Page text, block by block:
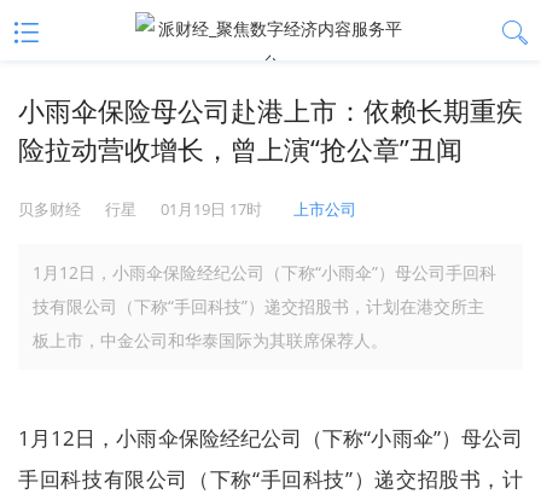
小雨伞保险母公司赴港上市：依赖长期重疾
险拉动营收增长，曾上演“抢公章”丑闻
贝多财经 行星 01月19日 17时 上市公司
1月12日，小雨伞保险经纪公司（下称“小雨伞”）母公司手回科
技有限公司（下称“手回科技”）递交招股书，计划在港交所主
板上市，中金公司和华泰国际为其联席保荐人。
1月12日，小雨伞保险经纪公司（下称“小雨伞”）母公司
手回科技有限公司（下称“手回科技”）递交招股书，计